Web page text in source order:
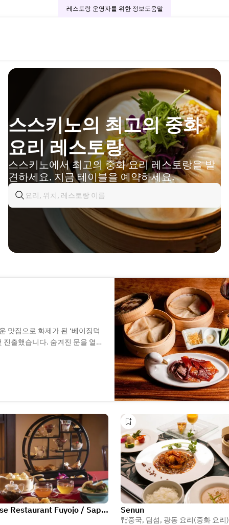
레스토랑 운영자를 위한 정보도움말
스스키노의 최고의 중화
요리 레스토랑
스스키노에서 최고의 중화 요리 레스토랑을 발
견하세요. 지금 테이블을 예약하세요.
맛집으로 화제가 된 ‘베이징덕
진출했습니다. 숨겨진 문을 열
Chinese Restaurant Fuyojo / Sapporo Prince Hotel Senun
중국, 딤섬, 광동 요리(중화 요리)